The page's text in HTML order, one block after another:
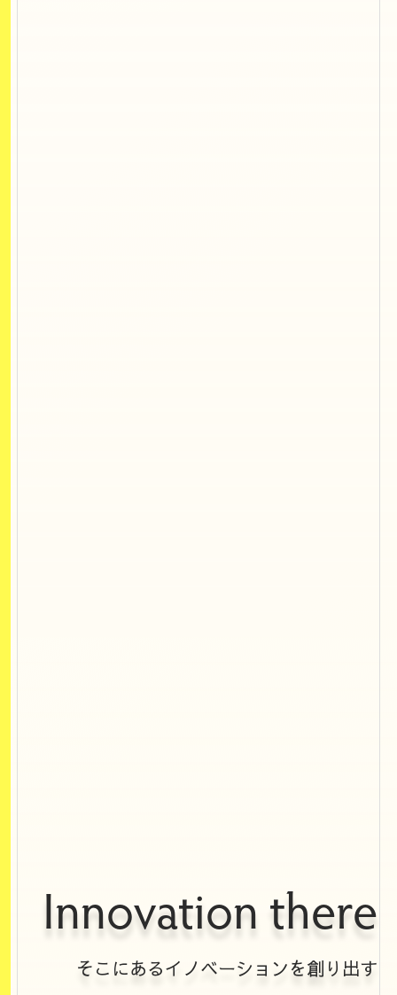
Innovation there
そこにあるイノベーションを創り出す